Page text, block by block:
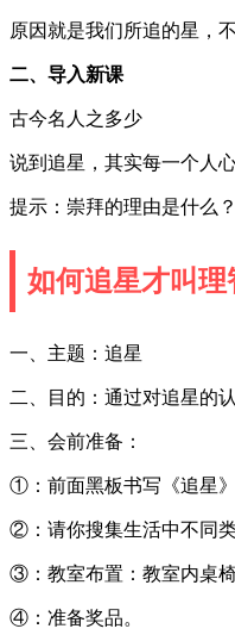
原因就是我们所追的星，
二、导入新课
古今名人之多少
说到追星，其实每一个人
提示：崇拜的理由是什么
如何追星才叫理
一、主题：追星
二、目的：通过对追星的
三、会前准备：
①：前面黑板书写《追星》
②：请你搜集生活中不同类
③：教室布置：教室内桌
④：准备奖品。